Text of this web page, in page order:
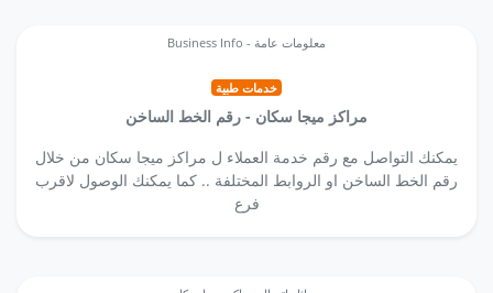
Business Info - معلومات عامة
خدمات طبية
مراكز ميجا سكان - رقم الخط الساخن
يمكنك التواصل مع رقم خدمة العملاء ل مراكز ميجا سكان من خلال
رقم الخط الساخن او الروابط المختلفة .. كما يمكنك الوصول لاقرب
فرع